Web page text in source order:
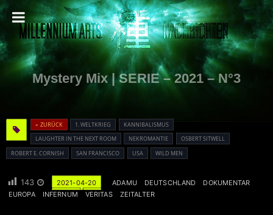
Mystery Mix | SERIE – 2021 – N°3
« ZURÜCK 1. WELTKRIEG
KANNIBALISMUS
LAUGHTER IN THE NEXT ROOM
NEKROMANTIE
OSBERT SITWELL
ROBERT E. CORNISH
SAN FRANCISCO USA WILD MEN
143 2021-04-20 ADAMU DEUTSCHLAND
DOKUMENTAR
EUROPA
INFERNUM VERITAS ZEITALTER